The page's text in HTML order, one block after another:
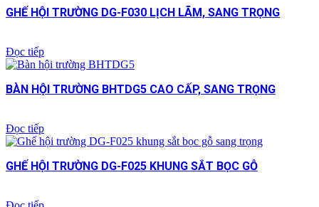
GHẾ HỘI TRƯỜNG DG-F030 LỊCH LÃM, SANG TRỌNG
Đọc tiếp
BÀN HỘI TRƯỜNG BHTDG5 CAO CẤP, SANG TRỌNG
Đọc tiếp
GHẾ HỘI TRƯỜNG DG-F025 KHUNG SẮT BỌC GỖ